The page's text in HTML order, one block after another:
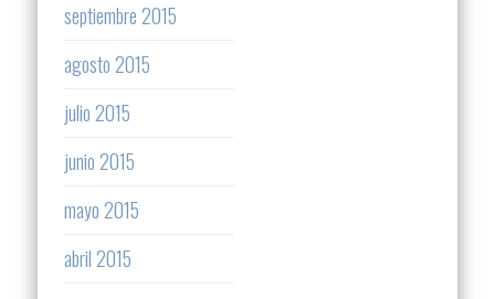
septiembre 2015
agosto 2015
julio 2015
junio 2015
mayo 2015
abril 2015